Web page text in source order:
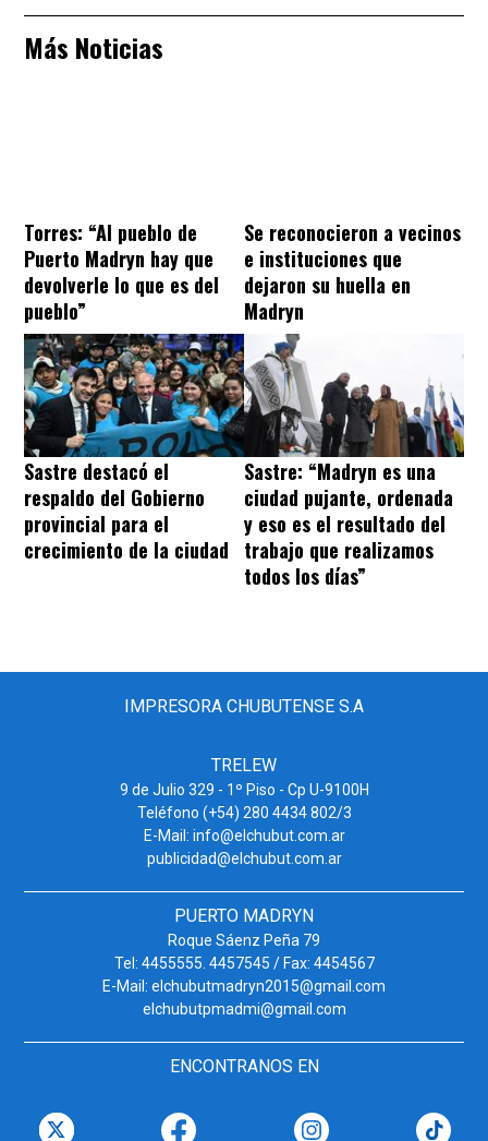
Más Noticias
Torres: “Al pueblo de
Puerto Madryn hay que
devolverle lo que es del
pueblo”
Se reconocieron a vecinos
e instituciones que
dejaron su huella en
Madryn
Sastre destacó el
respaldo del Gobierno
provincial para el
crecimiento de la ciudad
Sastre: “Madryn es una
ciudad pujante, ordenada
y eso es el resultado del
trabajo que realizamos
todos los días”
IMPRESORA CHUBUTENSE S.A
TRELEW
9 de Julio 329 - 1º Piso - Cp U-9100H
Teléfono (+54) 280 4434 802/3
E-Mail: info@elchubut.com.ar
publicidad@elchubut.com.ar
PUERTO MADRYN
Roque Sáenz Peña 79
Tel: 4455555. 4457545 / Fax: 4454567
E-Mail: elchubutmadryn2015@gmail.com
elchubutpmadmi@gmail.com
ENCONTRANOS EN